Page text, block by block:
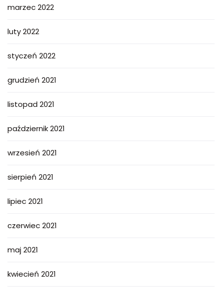
marzec 2022
luty 2022
styczeń 2022
grudzień 2021
listopad 2021
październik 2021
wrzesień 2021
sierpień 2021
lipiec 2021
czerwiec 2021
maj 2021
kwiecień 2021